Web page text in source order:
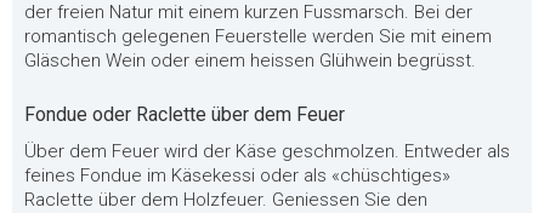
der freien Natur mit einem kurzen Fussmarsch. Bei der
romantisch gelegenen Feuerstelle werden Sie mit einem
Gläschen Wein oder einem heissen Glühwein begrüsst.
Fondue oder Raclette über dem Feuer
Über dem Feuer wird der Käse geschmolzen. Entweder als
feines Fondue im Käsekessi oder als «chüschtiges»
Raclette über dem Holzfeuer. Geniessen Sie den